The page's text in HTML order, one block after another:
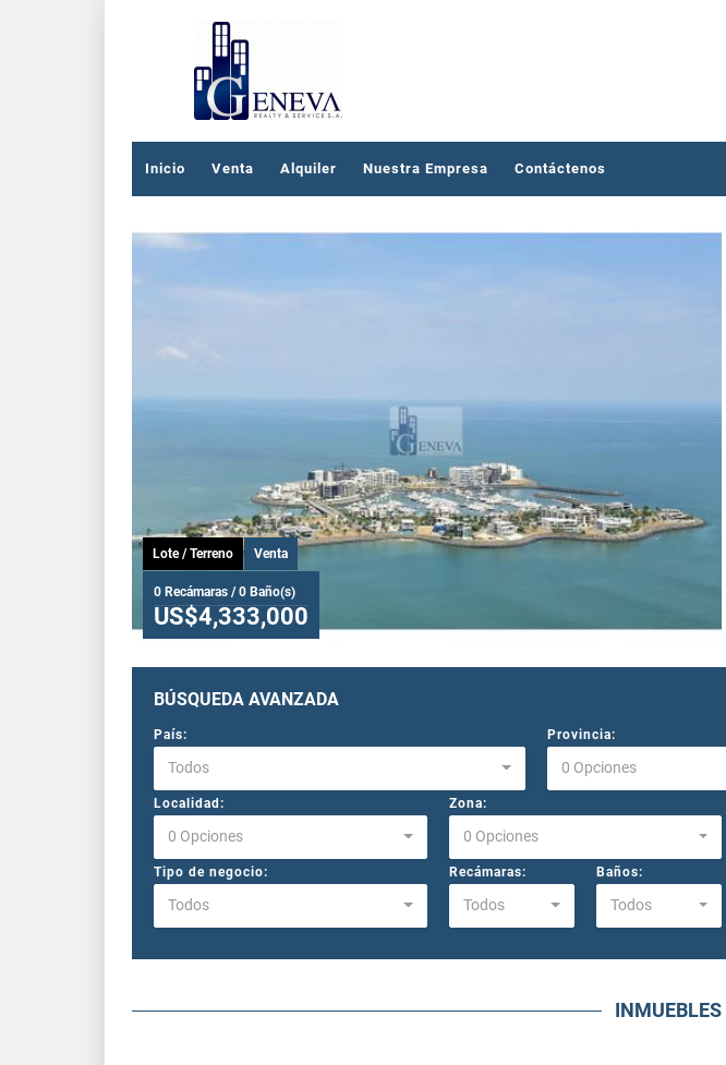
Inicio Venta Alquiler Nuestra Empresa Contáctenos
Lote / Terreno Venta
0 Recámaras / 0 Baño(s)
US$4,333,000
BÚSQUEDA AVANZADA
País:
Todos
Provincia:
0 Opciones
Localidad:
0 Opciones
Zona:
0 Opciones
Tipo de negocio:
Todos
Recámaras:
Todos
Baños:
Todos
INMUEBLES